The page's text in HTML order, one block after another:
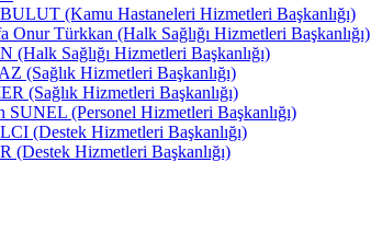
(Kamu Hastaneleri Hizmetleri Başkanlığı)
Onur Türkkan (Halk Sağlığı Hizmetleri Başkanlığı)
Sağlığı Hizmetleri Başkanlığı)
(Sağlık Hizmetleri Başkanlığı)
(Sağlık Hizmetleri Başkanlığı)
SUNEL (Personel Hizmetleri Başkanlığı)
(Destek Hizmetleri Başkanlığı)
(Destek Hizmetleri Başkanlığı)